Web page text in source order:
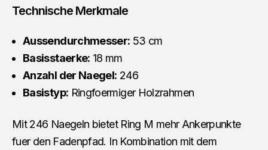
Technische Merkmale
Aussendurchmesser: 53 cm
Basisstaerke: 18 mm
Anzahl der Naegel: 246
Basistyp: Ringfoermiger Holzrahmen
Mit 246 Naegeln bietet Ring M mehr Ankerpunkte
fuer den Fadenpfad. In Kombination mit dem